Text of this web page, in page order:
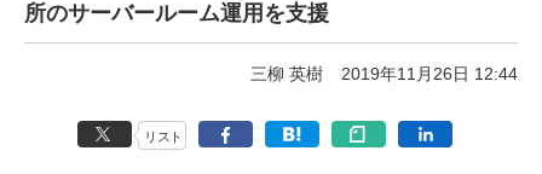
所のサーバールーム運用を支援
三柳 英樹 2019年11月26日 12:44
リスト